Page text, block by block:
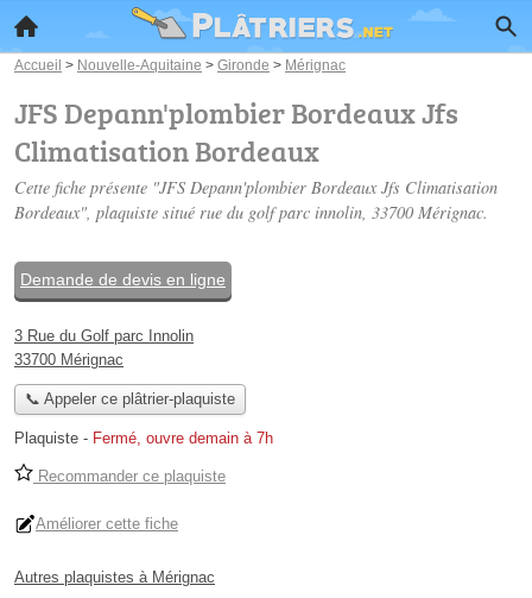
Accueil > Nouvelle-Aquitaine > Gironde > Mérignac
JFS Depann'plombier Bordeaux Jfs
Climatisation Bordeaux
Cette fiche présente "JFS Depann'plombier Bordeaux Jfs Climatisation
Bordeaux", plaquiste situé rue du golf parc innolin, 33700 Mérignac.
Demande de devis en ligne
3 Rue du Golf parc Innolin
33700 Mérignac
📞 Appeler ce plâtrier-plaquiste
Plaquiste - Fermé, ouvre demain à 7h
Recommander ce plaquiste
Améliorer cette fiche
Autres plaquistes à Mérignac